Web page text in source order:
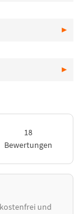
18
Bewertungen
und